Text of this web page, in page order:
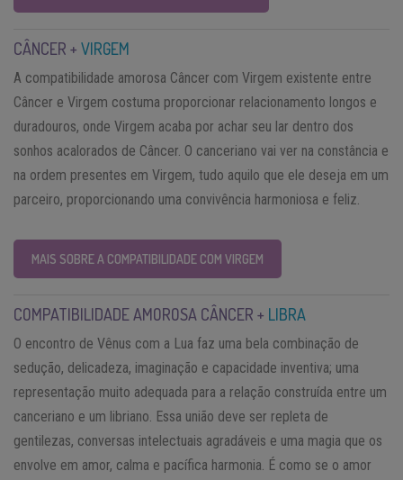
CÂNCER + VIRGEM
A compatibilidade amorosa Câncer com Virgem existente entre
Câncer e Virgem costuma proporcionar relacionamento longos e
duradouros, onde Virgem acaba por achar seu lar dentro dos
sonhos acalorados de Câncer. O canceriano vai ver na constância e
na ordem presentes em Virgem, tudo aquilo que ele deseja em um
parceiro, proporcionando uma convivência harmoniosa e feliz.
MAIS SOBRE A COMPATIBILIDADE COM VIRGEM
COMPATIBILIDADE AMOROSA CÂNCER + LIBRA
O encontro de Vênus com a Lua faz uma bela combinação de
sedução, delicadeza, imaginação e capacidade inventiva; uma
representação muito adequada para a relação construída entre um
canceriano e um libriano. Essa união deve ser repleta de
gentilezas, conversas intelectuais agradáveis e uma magia que os
envolve em amor, calma e pacífica harmonia. É como se o amor